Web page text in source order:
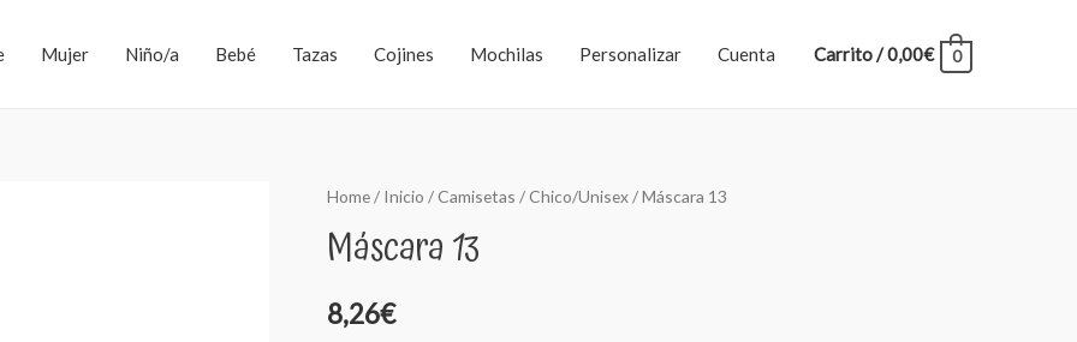
Mujer Niño/a Bebé Tazas Cojines Mochilas Personalizar Cuenta Carrito/0,00€ 0
Home/ Inicio /Camisetas /Chico/Unisex/ Máscara 13
Máscara 13
8,26€